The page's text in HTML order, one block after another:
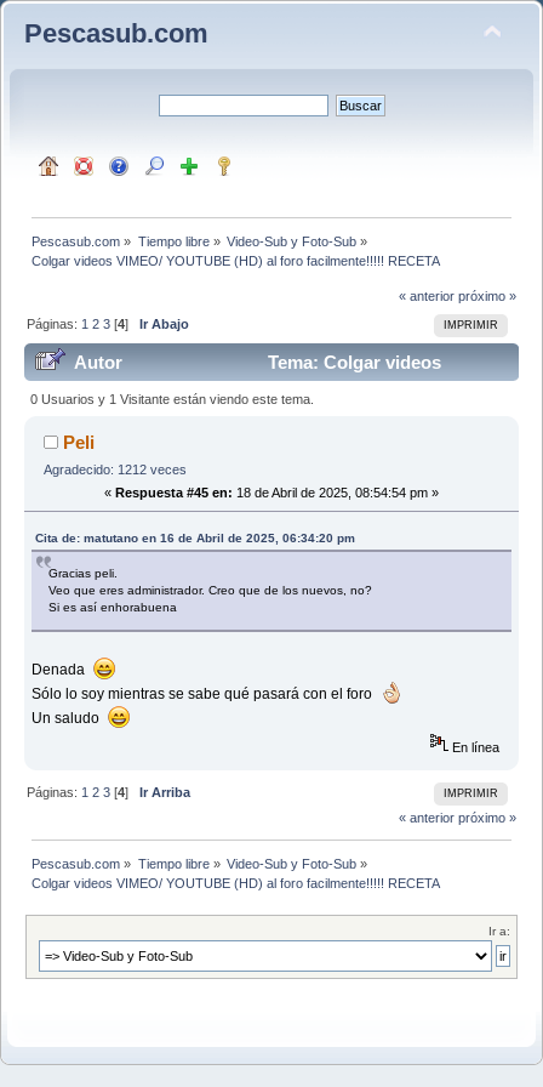
Pescasub.com
Pescasub.com » Tiempo libre» Video-Sub y Foto-Sub»
Colgar videos VIMEO/ YOUTUBE (HD) al foro facilmente!!!!! RECETA
« anterior próximo »
IMPRIMIR
Páginas: 1 2 3 [4]Ir Abajo
Autor
Tema: Colgar videos
VIMEO/ YOUTUBE (HD) al foro facilmente!!!!! RECETA
(Leído 136042 veces)
0 Usuarios y 1 Visitante están viendo este tema.
Peli
Agradecido: 1212 veces
« Respuesta #45 en: 18 de Abril de 2025, 08:54:54 pm »
Cita de: matutano en 16 de Abril de 2025, 06:34:20 pm
Gracias peli.
Veo que eres administrador. Creo que de los nuevos, no?
Si es así enhorabuena
Denada
Sólo lo soy mientras se sabe qué pasará con el foro
Un saludo
En línea
IMPRIMIR
Páginas: 1 2 3 [4]Ir Arriba
« anterior próximo »
Pescasub.com » Tiempo libre» Video-Sub y Foto-Sub»
Colgar videos VIMEO/ YOUTUBE (HD) al foro facilmente!!!!! RECETA
Ir a: